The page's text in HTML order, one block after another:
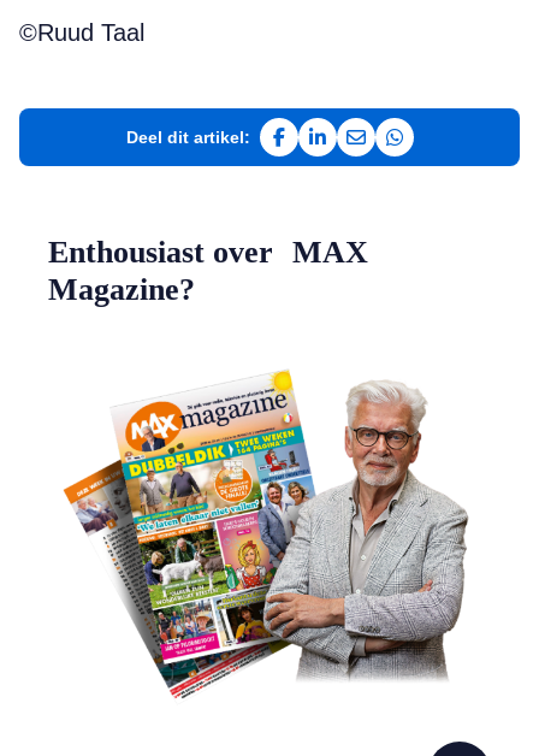
©Ruud Taal
Deel dit artikel:
Deel op Facebook
Deel op LinkedIn
Deel via e-mail
Deel via
Enthousiast over MAX
Magazine?